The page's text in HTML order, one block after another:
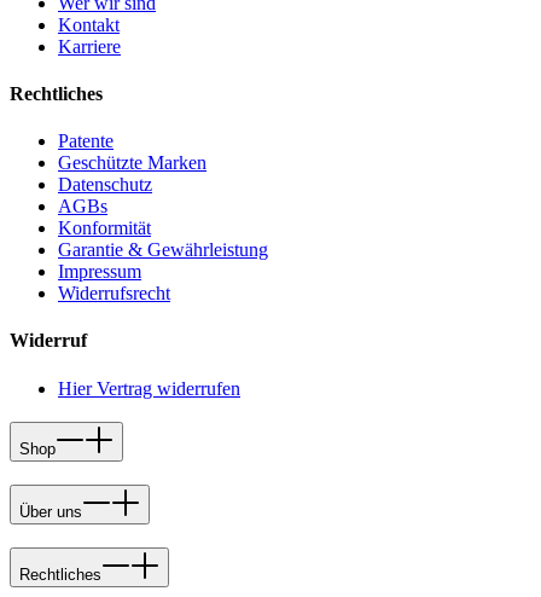
Kontakt
Karriere
Rechtliches
Patente
Geschützte Marken
Datenschutz
AGBs
Konformität
Garantie & Gewährleistung
Impressum
Widerrufsrecht
Widerruf
Hier Vertrag widerrufen
Shop
Über uns
Rechtliches